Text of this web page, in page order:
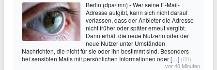
Berlin (dpa/tmn) - Wer seine E-Mail-
Adresse aufgibt, kann sich nicht darauf
verlassen, dass der Anbieter die Adresse
nicht früher oder später erneut vergibt.
Dann erhält die neue Nutzerin oder der
neue Nutzer unter Umständen
Nachrichten, die nicht für sie oder ihn bestimmt sind. Besonders
bei sensiblen Mails mit persönlichen Informationen oder[…] (00)
vor 40 Minuten